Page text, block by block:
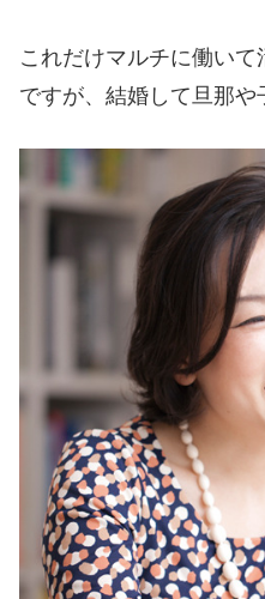
これだけマルチに働い
ですが、結婚して旦那や